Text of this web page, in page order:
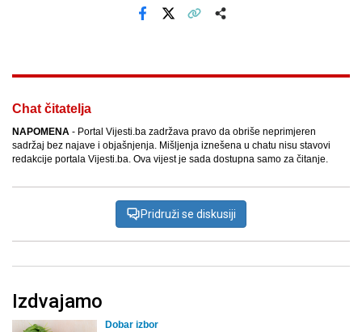
Chat čitatelja
NAPOMENA - Portal Vijesti.ba zadržava pravo da obriše neprimjeren
sadržaj bez najave i objašnjenja. Mišljenja iznešena u chatu nisu stavovi
redakcije portala Vijesti.ba. Ova vijest je sada dostupna samo za čitanje.
Pridruži se diskusiji
Izdvajamo
Dobar izbor